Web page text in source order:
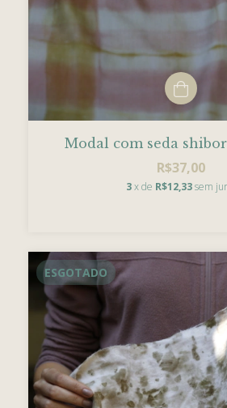
Modal com seda
R$37,00
3 x de R$12,33 sem
ESGOTADO